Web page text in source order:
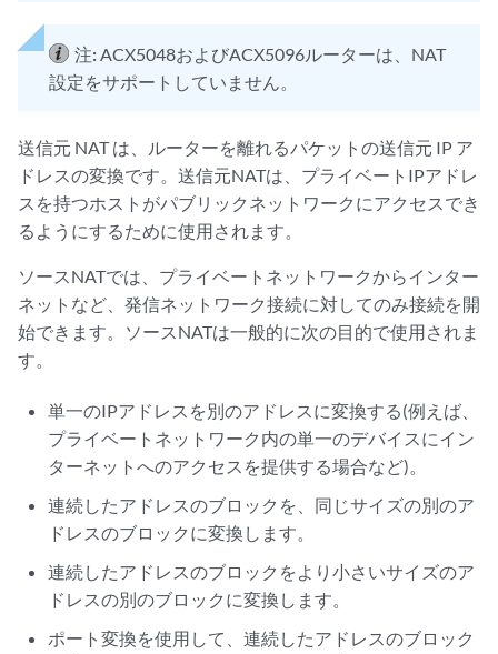
注:ACX5048およびACX5096ルーターは、NAT
設定をサポートしていません。
送信元 NAT は、ルーターを離れるパケットの送信元 IP ア
ドレスの変換です。送信元NATは、プライベートIPアドレ
スを持つホストがパブリックネットワークにアクセスでき
るようにするために使用されます。
ソースNATでは、プライベートネットワークからインター
ネットなど、発信ネットワーク接続に対してのみ接続を開
始できます。ソースNATは一般的に次の目的で使用されま
す。
単一のIPアドレスを別のアドレスに変換する(例えば、
プライベートネットワーク内の単一のデバイスにイン
ターネットへのアクセスを提供する場合など)。
連続したアドレスのブロックを、同じサイズの別のア
ドレスのブロックに変換します。
連続したアドレスのブロックをより小さいサイズのア
ドレスの別のブロックに変換します。
ポート変換を使用して、連続したアドレスのブロック